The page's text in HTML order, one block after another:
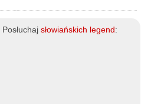
Posłuchajsłowiańskich legend :